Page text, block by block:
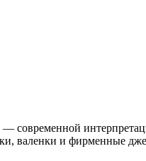
валенки и фирменные